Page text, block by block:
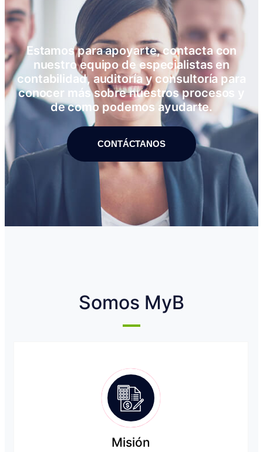
Estamos para apoyarte, contacta con
nuestro equipo de especialistas en
contabilidad, auditoría y consultoría para
conocer más sobre nuestros procesos y
de como podemos ayudarte.
CONTÁCTANOS
Somos MyB
Misión